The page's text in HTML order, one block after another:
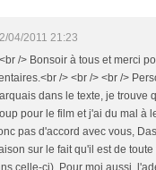
04/2011 21:23
/> Bonsoir à tous et merci
/> <br /> <br />
dans le texte, je trouve
pour le film et j'ai du mal à
pas d'accord avec vous,
sur le fait qu'il est de
celle-ci). Pour moi aussi,